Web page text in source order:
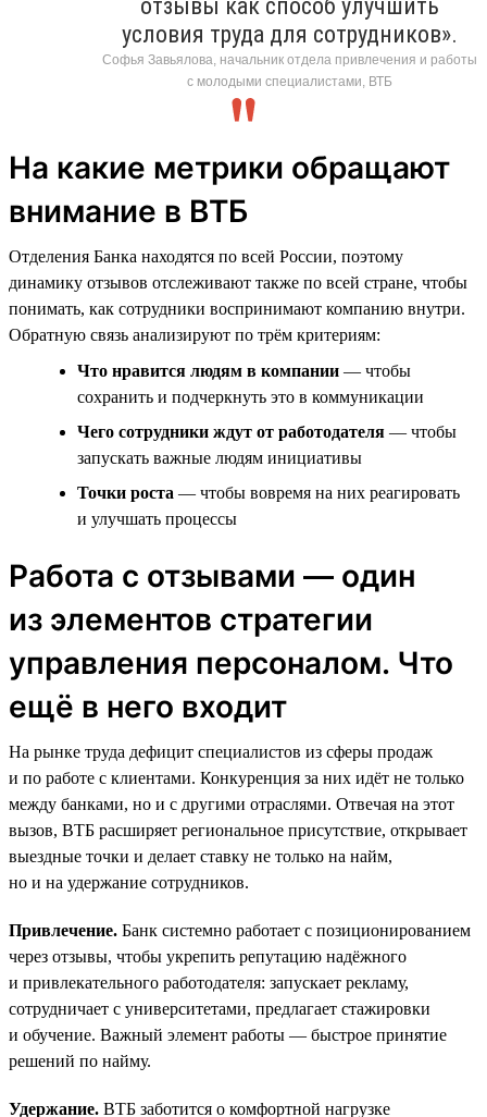
отзывы как способ улучшить
условия труда для сотрудников».
Софья Завьялова, начальник отдела привлечения и работы
с молодыми специалистами, ВТБ
На какие метрики обращают
внимание в ВТБ
Отделения Банка находятся по всей России, поэтому
динамику отзывов отслеживают также по всей стране, чтобы
понимать, как сотрудники воспринимают компанию внутри.
Обратную связь анализируют по трём критериям:
Что нравится людям в компании — чтобы
сохранить и подчеркнуть это в коммуникации
Чего сотрудники ждут от работодателя — чтобы
запускать важные людям инициативы
Точки роста — чтобы вовремя на них реагировать
и улучшать процессы
Работа с отзывами — один
из элементов стратегии
управления персоналом. Что
ещё в него входит
На рынке труда дефицит специалистов из сферы продаж
и по работе с клиентами. Конкуренция за них идёт не только
между банками, но и с другими отраслями. Отвечая на этот
вызов, ВТБ расширяет региональное присутствие, открывает
выездные точки и делает ставку не только на найм,
но и на удержание сотрудников.
Привлечение. Банк системно работает с позиционированием
через отзывы, чтобы укрепить репутацию надёжного
и привлекательного работодателя: запускает рекламу,
сотрудничает с университетами, предлагает стажировки
и обучение. Важный элемент работы — быстрое принятие
решений по найму.
Удержание. ВТБ заботится о комфортной нагрузке